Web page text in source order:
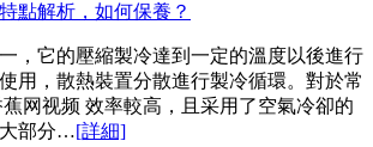
點解析，如何保養？
，它的壓縮製冷達到一定的溫度以後進行
用，散熱裝置分散進行製冷循環。對於常
网视频 效率較高，且采用了空氣冷卻的
部分…[詳細]